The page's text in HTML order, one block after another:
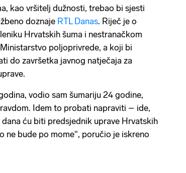
kao vršitelj dužnosti, trebao bi sjesti
doznaje RTL Danas. Riječ je o
Hrvatskih šuma i nestranačkom
poljoprivrede, a koji bi
do završetka javnog natječaja za
vodio sam šumariju 24 godine,
Idem to probati napraviti – ide,
dana ću biti predsjednik uprave Hrvatskih
ne bude po mome“, poručio je iskreno